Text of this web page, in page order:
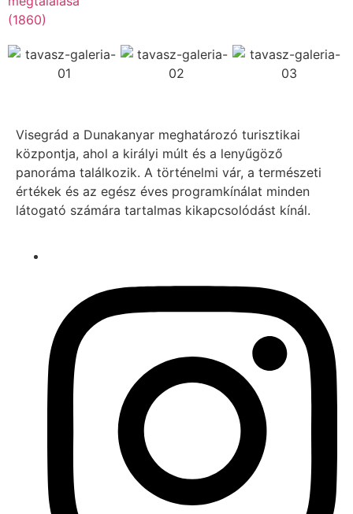
Visegrád a Dunakanyar meghatározó turisztikai
központja, ahol a királyi múlt és a lenyűgöző
panoráma találkozik. A történelmi vár, a természeti
értékek és az egész éves programkínálat minden
látogató számára tartalmas kikapcsolódást kínál.